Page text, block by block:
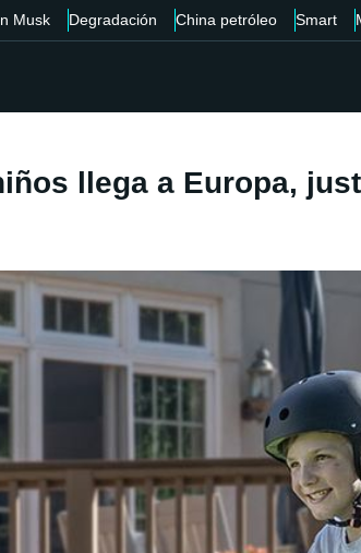
Musk Degradación China petróleo Smart
llega a Europa,